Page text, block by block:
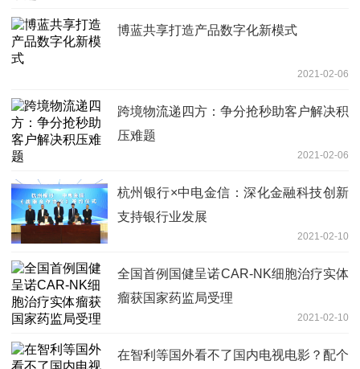
博蓝共享打造产品数字化新模式
2021-02-06
跨境物流递四方：争分抢秒助客户解决积
压难题
2021-02-06
杭州银行×中电金信：深化金融科技创新
支持银行业发展
2021-02-10
全国首例国健呈诺CAR-NK细胞治疗实体
瘤获国家药监局受理
2021-02-10
在智利等国外看不了国内电视电影？配个